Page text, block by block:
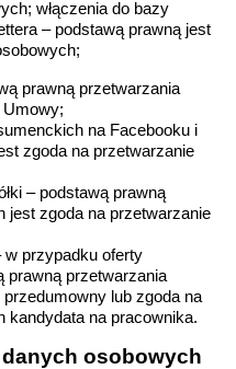
włączenia do bazy
– podstawą prawną jest
prawną przetwarzania
na Facebooku i
zgoda na przetwarzanie
– podstawą prawną
jest zgoda na przetwarzanie
w przypadku oferty
prawną przetwarzania
lub zgoda na
kandydata na pracownika.
osobowych